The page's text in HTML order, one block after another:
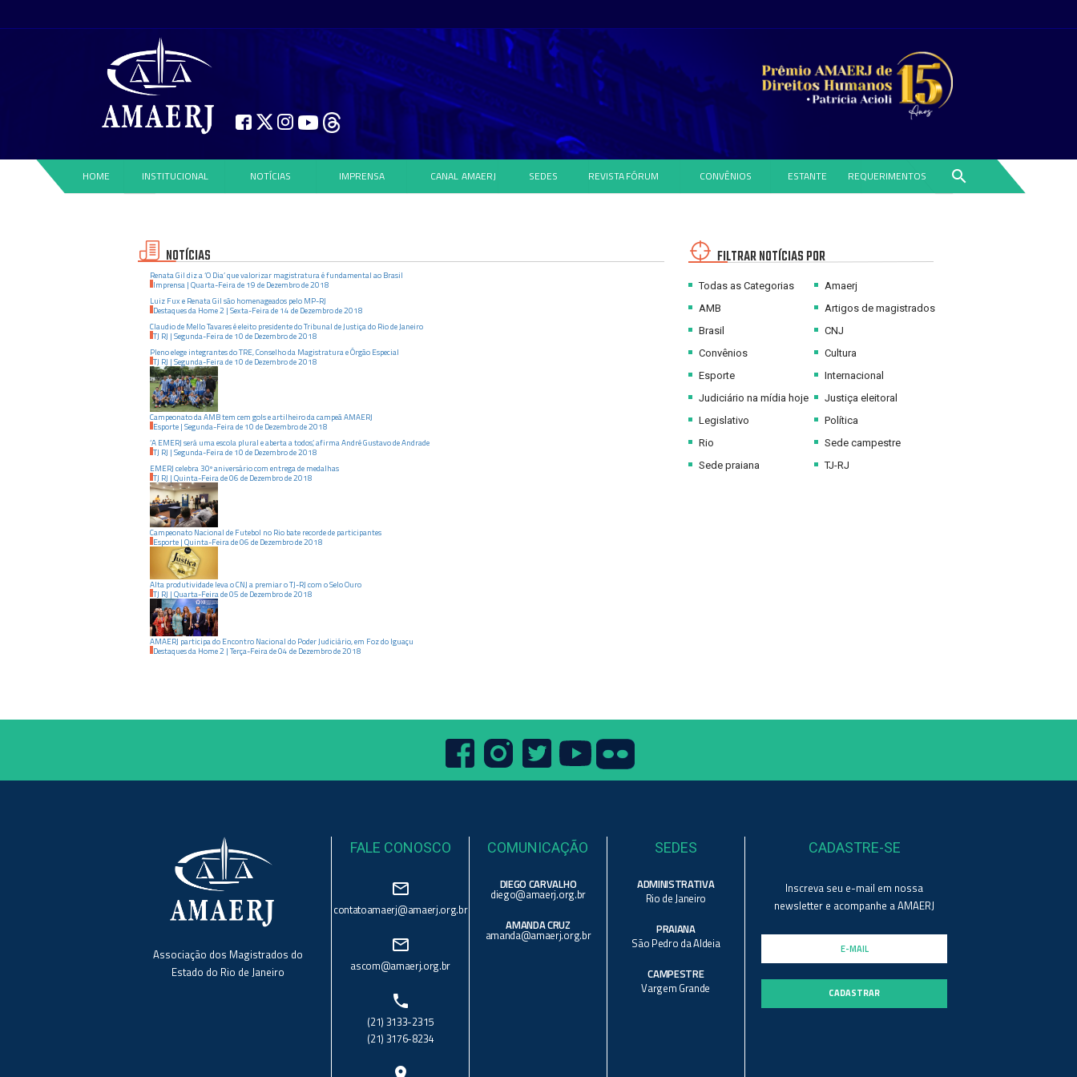
HOME INSTITUCIONAL NOTÍCIAS IMPRENSA CANAL AMAERJ SEDES REVISTAFÓRUM CONVÊNIOS ESTANTE REQUERIMENTOS search
NOTÍCIAS
Renata Gil diz a ‘O Dia’ que valorizar magistratura é fundamental ao Brasil
Imprensa| Quarta-Feirade 19 de Dezembrode2018
Luiz Fux e Renata Gil são homenageados pelo MP-RJ
Destaques da Home 2 | Sexta-Feirade 14 de Dezembrode2018
Claudio de Mello Tavares é eleito presidente do Tribunal de Justiça do Rio de Janeiro
TJ RJ | Segunda-Feirade 10 de Dezembrode2018
Pleno elege integrantes do TRE, Conselho da Magistratura e Órgão Especial
TJ RJ | Segunda-Feirade 10 de Dezembrode2018
Campeonato da AMB tem cem gols e artilheiro da campeã AMAERJ
Esporte| Segunda-Feirade 10 de Dezembrode2018
‘A EMERJ será uma escola plural e aberta a todos’, afirma André Gustavo de Andrade
TJ RJ | Segunda-Feirade 10 de Dezembrode2018
EMERJ celebra 30º aniversário com entrega de medalhas
TJ RJ | Quinta-Feirade06 de Dezembrode2018
Campeonato Nacional de Futebol no Rio bate recorde de participantes
Esporte| Quinta-Feirade06 de Dezembrode2018
Alta produtividade leva o CNJ a premiar o TJ-RJ com o Selo Ouro
TJ RJ | Quarta-Feirade05 de Dezembrode2018
AMAERJ participa do Encontro Nacional do Poder Judiciário, em Foz do Iguaçu
Destaques da Home 2 | Terça-Feirade04 de Dezembrode2018
FILTRAR NOTÍCIAS POR
Todas as Categorias
AMB
Brasil
Convênios
Esporte
Judiciário na mídia hoje
Legislativo
Rio
Sede praiana
Amaerj
Artigos de magistrados
CNJ
Cultura
Internacional
Justiça eleitoral
Política
Sede campestre
TJ-RJ
Associação dos Magistrados do
Estado do Rio de Janeiro
FALE CONOSCO
mail_outline
contatoamaerj@amaerj.org.br
mail_outline
ascom@amaerj.org.br
phone
(21) 3133-2315
(21) 3176-8234
COMUNICAÇÃO
DIEGO CARVALHO
diego@amaerj.org.br
AMANDA CRUZ
amanda@amaerj.org.br
SEDES
ADMINISTRATIVA
Rio de Janeiro
PRAIANA
São Pedro da Aldeia
CAMPESTRE
Vargem Grande
CADASTRE-SE
Inscreva seu e-mail em nossa
newsletter e acompanhe a AMAERJ